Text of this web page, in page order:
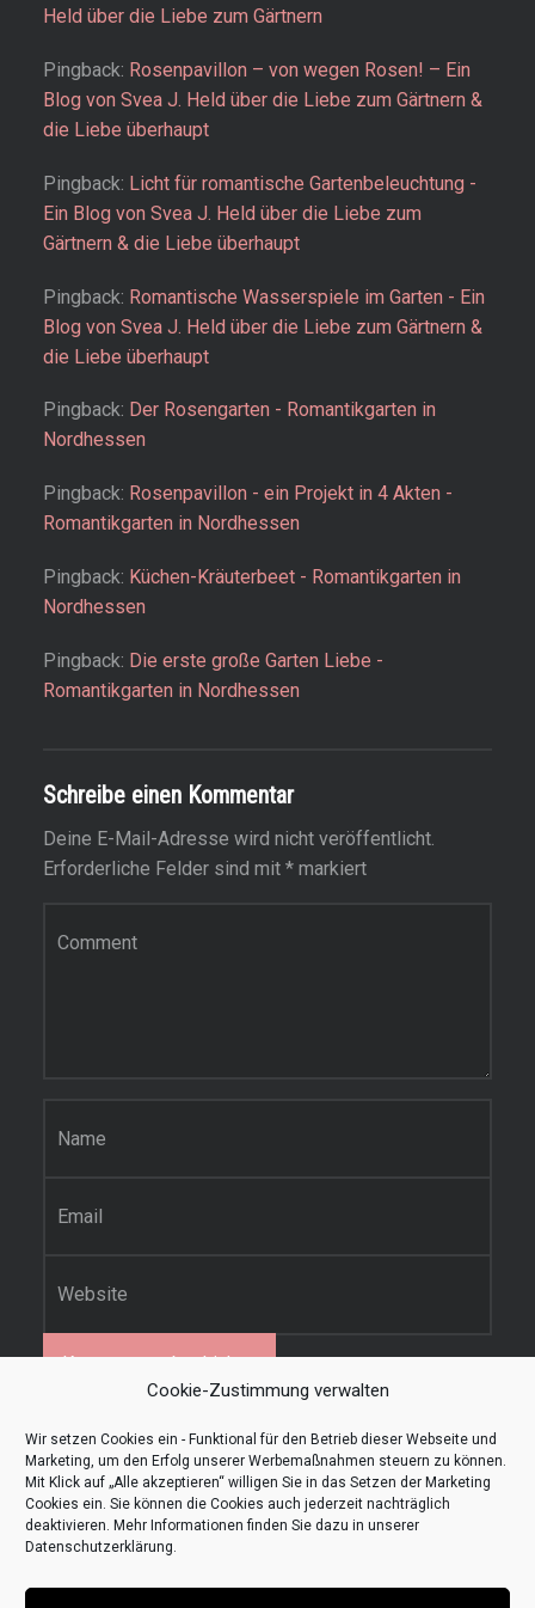
Cookie-Zustimmung verwalten
Wir setzen Cookies ein - Funktional für den Betrieb dieser Webseite und
Marketing, um den Erfolg unserer Werbemaßnahmen steuern zu können.
Mit Klick auf „Alle akzeptieren“ willigen Sie in das Setzen der Marketing
Cookies ein. Sie können die Cookies auch jederzeit nachträglich
deaktivieren. Mehr Informationen finden Sie dazu in unserer
Datenschutzerklärung.
Held über die Liebe zum Gärtnern
Pingback: Rosenpavillon – von wegen Rosen! – Ein
Blog von Svea J. Held über die Liebe zum Gärtnern &
die Liebe überhaupt
Pingback: Licht für romantische Gartenbeleuchtung -
Ein Blog von Svea J. Held über die Liebe zum
Gärtnern & die Liebe überhaupt
Pingback: Romantische Wasserspiele im Garten - Ein
Blog von Svea J. Held über die Liebe zum Gärtnern &
die Liebe überhaupt
Pingback: Der Rosengarten - Romantikgarten in
Nordhessen
Pingback: Rosenpavillon - ein Projekt in 4 Akten -
Romantikgarten in Nordhessen
Pingback: Küchen-Kräuterbeet - Romantikgarten in
Nordhessen
Pingback: Die erste große Garten Liebe -
Romantikgarten in Nordhessen
Schreibe einen Kommentar
Deine E-Mail-Adresse wird nicht veröffentlicht.
Erforderliche Felder sind mit *markiert
Diese Website verwendet Akismet, um Spam zu
reduzieren.Erfahre, wie deine Kommentardaten
verarbeitet werden.